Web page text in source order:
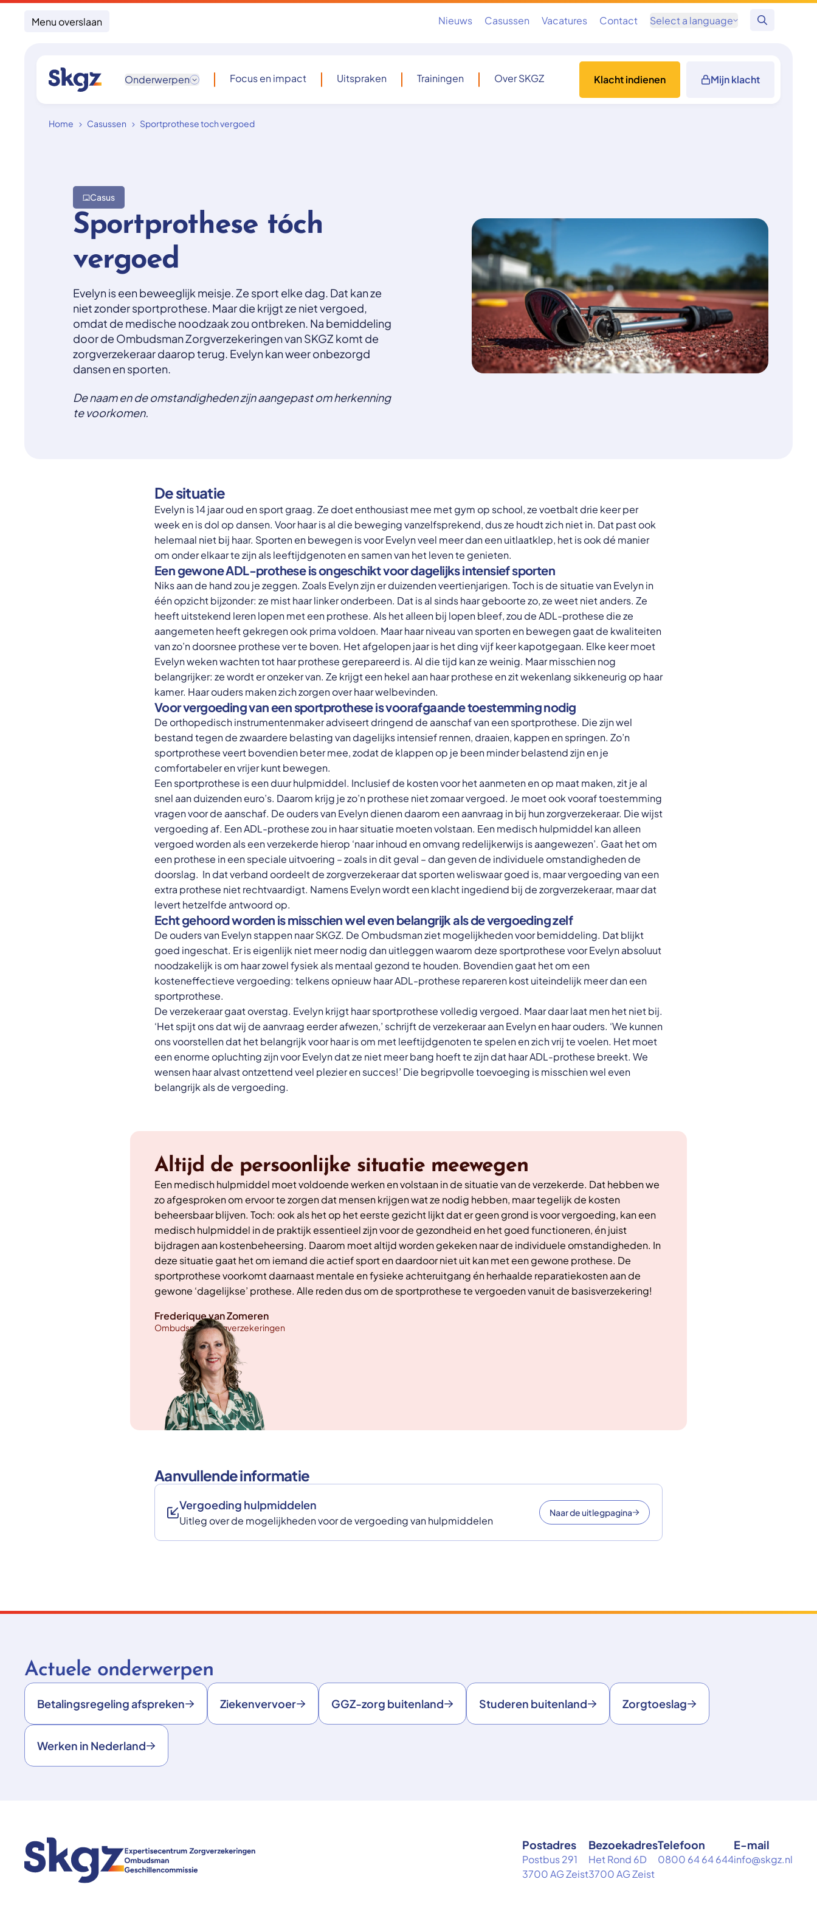
Menu overslaan Nieuws Casussen Vacatures Contact Select a language
Zoeken
Onderwerpen Focus en impact Uitspraken Trainingen Over SKGZ Klacht indienen Mijn klacht
Home Casussen Sportprothese toch vergoed
Sportprothese tóch
vergoed
Casus
Evelyn is een beweeglijk meisje. Ze sport elke dag. Dat kan ze
niet zonder sportprothese. Maar die krijgt ze niet vergoed,
omdat de medische noodzaak zou ontbreken. Na bemiddeling
door de Ombudsman Zorgverzekeringen van SKGZ komt de
zorgverzekeraar daarop terug. Evelyn kan weer onbezorgd
dansen en sporten.
De naam en de omstandigheden zijn aangepast om herkenning
te voorkomen.
De situatie
Evelyn is 14 jaar oud en sport graag. Ze doet enthousiast mee met gym op school, ze voetbalt drie keer per
week en is dol op dansen. Voor haar is al die beweging vanzelfsprekend, dus ze houdt zich niet in. Dat past ook
helemaal niet bij haar. Sporten en bewegen is voor Evelyn veel meer dan een uitlaatklep, het is ook dé manier
om onder elkaar te zijn als leeftijdgenoten en samen van het leven te genieten.
Een gewone ADL-prothese is ongeschikt voor dagelijks intensief sporten
Niks aan de hand zou je zeggen. Zoals Evelyn zijn er duizenden veertienjarigen. Toch is de situatie van Evelyn in
één opzicht bijzonder: ze mist haar linker onderbeen. Dat is al sinds haar geboorte zo, ze weet niet anders. Ze
heeft uitstekend leren lopen met een prothese. Als het alleen bij lopen bleef, zou de ADL-prothese die ze
aangemeten heeft gekregen ook prima voldoen. Maar haar niveau van sporten en bewegen gaat de kwaliteiten
van zo’n doorsnee prothese ver te boven. Het afgelopen jaar is het ding vijf keer kapotgegaan. Elke keer moet
Evelyn weken wachten tot haar prothese gerepareerd is. Al die tijd kan ze weinig. Maar misschien nog
belangrijker: ze wordt er onzeker van. Ze krijgt een hekel aan haar prothese en zit wekenlang sikkeneurig op haar
kamer. Haar ouders maken zich zorgen over haar welbevinden.
Voor vergoeding van een sportprothese is voorafgaande toestemming nodig
De orthopedisch instrumentenmaker adviseert dringend de aanschaf van een sportprothese. Die zijn wel
bestand tegen de zwaardere belasting van dagelijks intensief rennen, draaien, kappen en springen. Zo’n
sportprothese veert bovendien beter mee, zodat de klappen op je been minder belastend zijn en je
comfortabeler en vrijer kunt bewegen.
Een sportprothese is een duur hulpmiddel. Inclusief de kosten voor het aanmeten en op maat maken, zit je al
snel aan duizenden euro’s. Daarom krijg je zo’n prothese niet zomaar vergoed. Je moet ook vooraf toestemming
vragen voor de aanschaf. De ouders van Evelyn dienen daarom een aanvraag in bij hun zorgverzekeraar. Die wijst
vergoeding af. Een ADL-prothese zou in haar situatie moeten volstaan. Een medisch hulpmiddel kan alleen
vergoed worden als een verzekerde hierop ‘naar inhoud en omvang redelijkerwijs is aangewezen’. Gaat het om
een prothese in een speciale uitvoering – zoals in dit geval – dan geven de individuele omstandigheden de
doorslag. In dat verband oordeelt de zorgverzekeraar dat sporten weliswaar goed is, maar vergoeding van een
extra prothese niet rechtvaardigt. Namens Evelyn wordt een klacht ingediend bij de zorgverzekeraar, maar dat
levert hetzelfde antwoord op.
Echt gehoord worden is misschien wel even belangrijk als de vergoeding zelf
De ouders van Evelyn stappen naar SKGZ. De Ombudsman ziet mogelijkheden voor bemiddeling. Dat blijkt
goed ingeschat. Er is eigenlijk niet meer nodig dan uitleggen waarom deze sportprothese voor Evelyn absoluut
noodzakelijk is om haar zowel fysiek als mentaal gezond te houden. Bovendien gaat het om een
kosteneffectieve vergoeding: telkens opnieuw haar ADL-prothese repareren kost uiteindelijk meer dan een
sportprothese.
De verzekeraar gaat overstag. Evelyn krijgt haar sportprothese volledig vergoed. Maar daar laat men het niet bij.
‘Het spijt ons dat wij de aanvraag eerder afwezen,’ schrijft de verzekeraar aan Evelyn en haar ouders. ‘We kunnen
ons voorstellen dat het belangrijk voor haar is om met leeftijdgenoten te spelen en zich vrij te voelen. Het moet
een enorme opluchting zijn voor Evelyn dat ze niet meer bang hoeft te zijn dat haar ADL-prothese breekt. We
wensen haar alvast ontzettend veel plezier en succes!’ Die begripvolle toevoeging is misschien wel even
belangrijk als de vergoeding.
Altijd de persoonlijke situatie meewegen
Een medisch hulpmiddel moet voldoende werken en volstaan in de situatie van de verzekerde. Dat hebben we
zo afgesproken om ervoor te zorgen dat mensen krijgen wat ze nodig hebben, maar tegelijk de kosten
beheersbaar blijven. Toch: ook als het op het eerste gezicht lijkt dat er geen grond is voor vergoeding, kan een
medisch hulpmiddel in de praktijk essentieel zijn voor de gezondheid en het goed functioneren, én juist
bijdragen aan kostenbeheersing. Daarom moet altijd worden gekeken naar de individuele omstandigheden. In
deze situatie gaat het om iemand die actief sport en daardoor niet uit kan met een gewone prothese. De
sportprothese voorkomt daarnaast mentale en fysieke achteruitgang én herhaalde reparatiekosten aan de
gewone ‘dagelijkse’ prothese. Alle reden dus om de sportprothese te vergoeden vanuit de basisverzekering!
Frederique van Zomeren
Ombudsman Zorgverzekeringen
Aanvullende informatie
Vergoeding hulpmiddelen
Uitleg over de mogelijkheden voor de vergoeding van hulpmiddelen
Naar de uitlegpagina
Actuele onderwerpen
Betalingsregeling afspreken Ziekenvervoer GGZ-zorg buitenland Studeren buitenland Zorgtoeslag
Werken in Nederland
Postadres
Postbus 291
3700 AG Zeist
Bezoekadres
Het Rond 6D
3700 AG Zeist
Telefoon
0800 64 64 644
E-mail
info@skgz.nl